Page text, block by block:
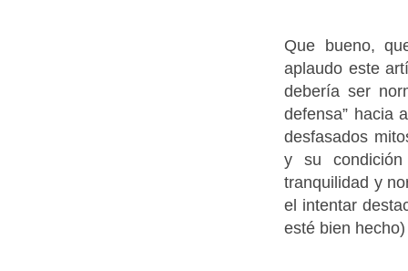
Que bueno,
aplaudo este
debería ser
defensa” hacia
desfasados
y su
tranquilidad y
el intentar
esté bien hecho)